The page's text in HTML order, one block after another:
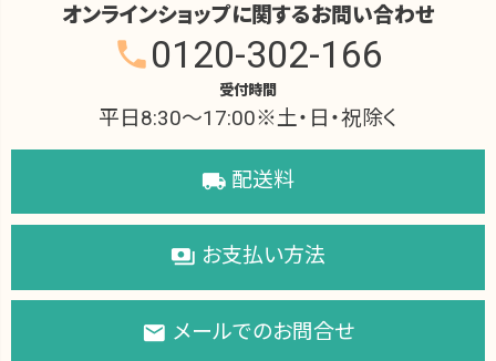
オンラインショップに関するお問い合わせ
phone0120-302-166
受付時間
平日8:30～17:00※土・日・祝除く
local_shipping 配送料
payments お支払い方法
local_post_office メールでのお問合せ